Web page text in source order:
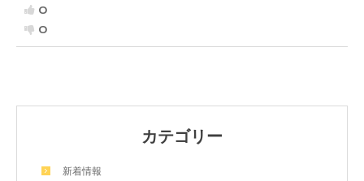
0
0
カテゴリー
新着情報